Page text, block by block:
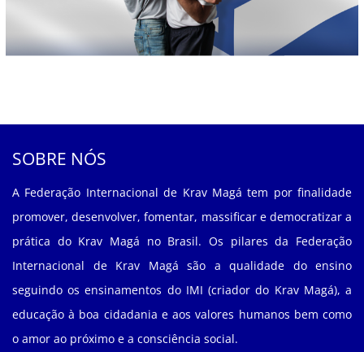
SOBRE NÓS
A Federação Internacional de Krav Magá tem por finalidade
promover, desenvolver, fomentar, massificar e democratizar a
prática do Krav Magá no Brasil. Os pilares da Federação
Internacional de Krav Magá são a qualidade do ensino
seguindo os ensinamentos do IMI (criador do Krav Magá), a
educação à boa cidadania e aos valores humanos bem como
o amor ao próximo e a consciência social.